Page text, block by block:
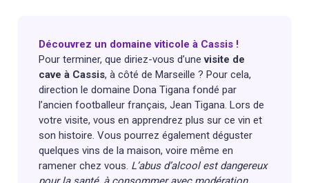
Découvrez un domaine viticole à Cassis !
Pour terminer, que diriez-vous d’unevisite de
cave à Cassis, à côté de Marseille ? Pour cela,
direction le domaine Dona Tigana fondé par
l’ancien footballeur français, Jean Tigana. Lors de
votre visite, vous en apprendrez plus sur ce vin et
son histoire. Vous pourrez également déguster
quelques vins de la maison, voire même en
ramener chez vous. L’abus d’alcool est dangereux